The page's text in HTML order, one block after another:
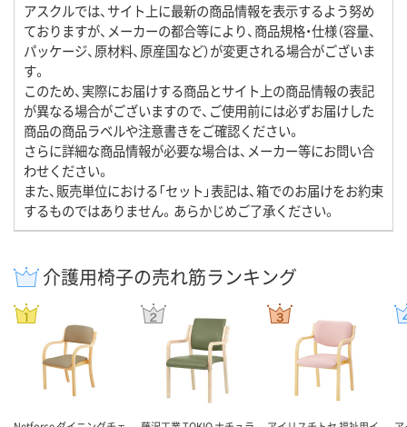
アスクルでは、サイト上に最新の商品情報を表示するよう努め
ておりますが、メーカーの都合等により、商品規格・仕様（容量、
パッケージ、原材料、原産国など）が変更される場合がございま
す。
このため、実際にお届けする商品とサイト上の商品情報の表記
が異なる場合がございますので、ご使用前には必ずお届けした
商品の商品ラベルや注意書きをご確認ください。
さらに詳細な商品情報が必要な場合は、メーカー等にお問い合
わせください。
また、販売単位における「セット」表記は、箱でのお届けをお約束
するものではありません。あらかじめご了承ください。
介護用椅子の売れ筋ランキング